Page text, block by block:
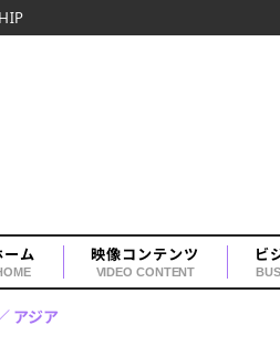
ーム 映像コンテンツ
VIDEO CONTENT
ビ
アジア